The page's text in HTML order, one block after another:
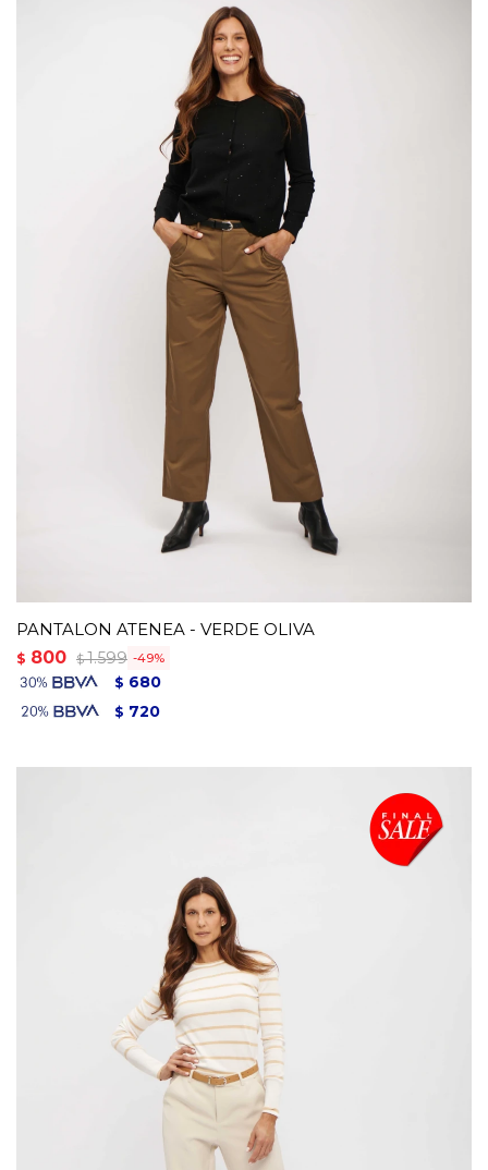
PANTALON ATENEA - VERDE OLIVA
$ 800 $ 1.599 49
$ 680
$ 720